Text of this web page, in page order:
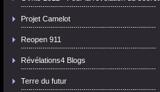
Projet Camelot
Reopen 911
Révélations4 Blogs
Terre du futur